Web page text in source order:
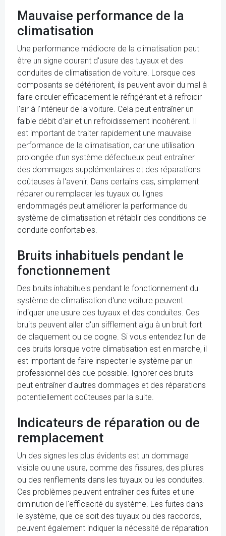
Mauvaise performance de la
climatisation
Une performance médiocre de la climatisation peut
être un signe courant d'usure des tuyaux et des
conduites de climatisation de voiture. Lorsque ces
composants se détériorent, ils peuvent avoir du mal à
faire circuler efficacement le réfrigérant et à refroidir
l'air à l'intérieur de la voiture. Cela peut entraîner un
faible débit d'air et un refroidissement incohérent. Il
est important de traiter rapidement une mauvaise
performance de la climatisation, car une utilisation
prolongée d'un système défectueux peut entraîner
des dommages supplémentaires et des réparations
coûteuses à l'avenir. Dans certains cas, simplement
réparer ou remplacer les tuyaux ou lignes
endommagés peut améliorer la performance du
système de climatisation et rétablir des conditions de
conduite confortables.
Bruits inhabituels pendant le
fonctionnement
Des bruits inhabituels pendant le fonctionnement du
système de climatisation d'une voiture peuvent
indiquer une usure des tuyaux et des conduites. Ces
bruits peuvent aller d'un sifflement aigu à un bruit fort
de claquement ou de cogne. Si vous entendez l'un de
ces bruits lorsque votre climatisation est en marche, il
est important de faire inspecter le système par un
professionnel dès que possible. Ignorer ces bruits
peut entraîner d'autres dommages et des réparations
potentiellement coûteuses par la suite.
Indicateurs de réparation ou de
remplacement
Un des signes les plus évidents est un dommage
visible ou une usure, comme des fissures, des pliures
ou des renflements dans les tuyaux ou les conduites.
Ces problèmes peuvent entraîner des fuites et une
diminution de l'efficacité du système. Les fuites dans
le système, que ce soit des tuyaux ou des raccords,
peuvent également indiquer la nécessité de réparation